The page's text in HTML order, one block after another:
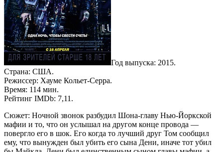
Год выпуска: 2015.
Страна: США.
Режиссер: Хауме Кольет-Серра.
Время: 114 мин.
Рейтинг IMDb: 7,11.
Сюжет: Ночной звонок разбудил Шона-главу Нью-Йоркской
мафии и то, что он услышал на другом конце провода —
повергло его в шок. Его когда то лучший друг Том сообщил
ему, что вынужден был убить его сына Дени, иначе тот убил